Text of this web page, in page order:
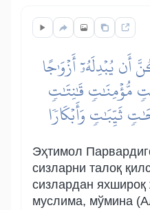
يُبۡدِلَهُۥٓ أَزۡوَٰجًا
مُّؤۡمِنَٰتٖ قَٰنِتَٰتٖ
وَأَبۡكَارٗا
Эҳтимол
сизларни талоқ
сизлардан
муслима, мўмина